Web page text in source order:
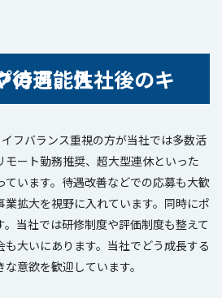
リアアップの可能性
フバランス重視の方が当社では多数活
ート勤務推奨、超大型連休といった
ています。待遇改善などでの応募も大歓
拡大を視野に入れています。同時にポ
当社では研修制度や評価制度も整えて
も大いにあります。当社でどう成長する
意欲を歓迎しています。